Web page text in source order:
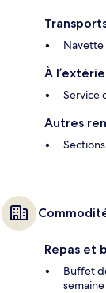
À
Service
Autres
Repas et
Buffet